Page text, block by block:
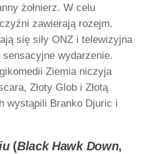
żołnierz. W celu
zawierają rozejm.
się siły ONZ i telewizyjna
wydarzenie.
Ziemia niczyja
Złoty Glob i Złotą
wystąpili Branko Djuric i
(Black Hawk Down,